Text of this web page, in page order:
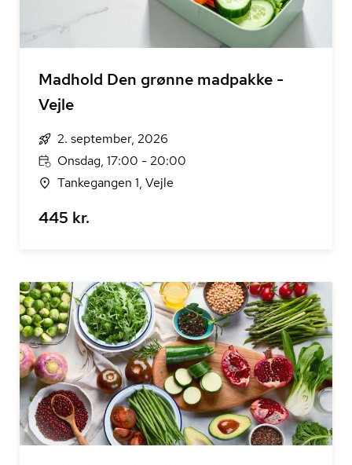
Madhold Den grønne madpakke -
Vejle
2. september, 2026
Onsdag, 17:00 - 20:00
Tankegangen 1, Vejle
445 kr.